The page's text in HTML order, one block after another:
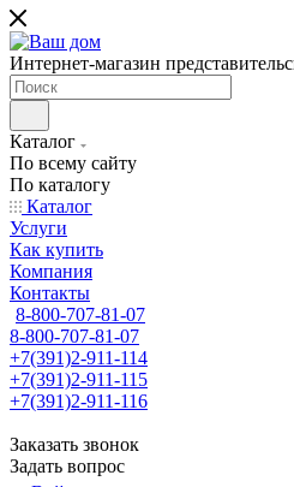
Интернет-магазин
Каталог
По всему сайту
По каталогу
Каталог
Услуги
Как купить
Компания
Контакты
8-800-707-81-07
8-800-707-81-07
+7(391)2-911-114
+7(391)2-911-115
+7(391)2-911-116
Заказать звонок
Задать вопрос